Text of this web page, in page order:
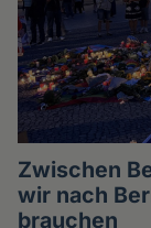
Zwischen
wir nach
brauchen